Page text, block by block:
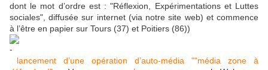
dont le mot d’ordre est : "Réflexion, Expérimentations et Luttes
sociales", diffusée sur internet (via notre site web) et commence
à l’être en papier sur Tours (37) et Poitiers (86))
lancement d’une opération d’auto-média ""média zone à